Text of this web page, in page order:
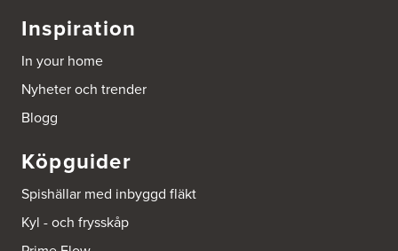
Hönekullavägen 25
Tel.:752418750
Industrigatan 5
Tel.:752411000
Beijer Byggmaterial Piteå - Filial 002
Batterigatan 2
Inspiration
In your home
Nyheter och trender
Blogg
Köpguider
Spishällar med inbyggd fläkt
Kyl - och frysskåp